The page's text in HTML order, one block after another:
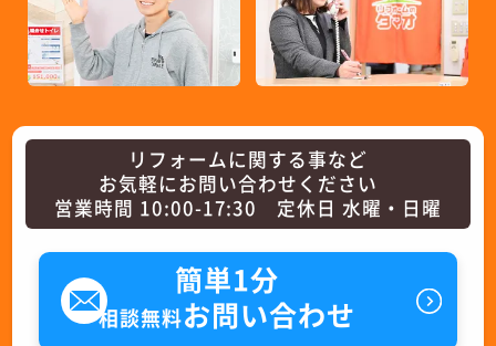
リフォームに関する事など
お気軽にお問い合わせください
営業時間 10:00-17:30 定休日 水曜・日曜
簡単1分
相談無料お問い合わせ